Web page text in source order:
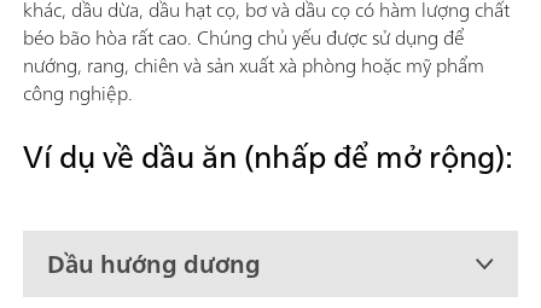
khác, dầu dừa, dầu hạt cọ, bơ và dầu cọ có hàm lượng chất
béo bão hòa rất cao. Chúng chủ yếu được sử dụng để
nướng, rang, chiên và sản xuất xà phòng hoặc mỹ phẩm
công nghiệp.
Ví dụ về dầu ăn (nhấp để mở rộng):
Dầu hướng dương